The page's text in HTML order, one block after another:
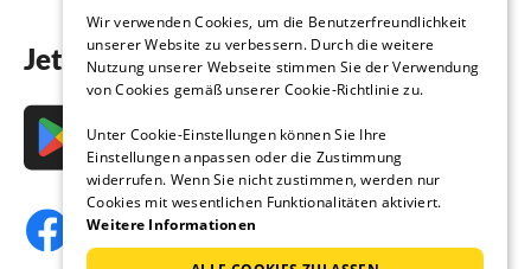
Jetzt die App downloaden
Wir verwenden Cookies, um die Benutzerfreundlichkeit
unserer Website zu verbessern. Durch die weitere
Nutzung unserer Webseite stimmen Sie der Verwendung
von Cookies gemäß unserer Cookie-Richtlinie zu.
Unter Cookie-Einstellungen können Sie Ihre
Einstellungen anpassen oder die Zustimmung
widerrufen. Wenn Sie nicht zustimmen, werden nur
Cookies mit wesentlichen Funktionalitäten aktiviert.
Weitere Informationen